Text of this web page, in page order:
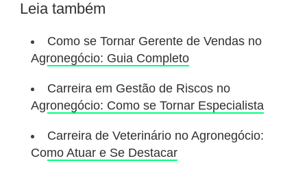
Leia também
Como se Tornar Gerente de Vendas no
Agronegócio: Guia Completo
Carreira em Gestão de Riscos no
Agronegócio: Como se Tornar Especialista
Carreira de Veterinário no Agronegócio:
Como Atuar e Se Destacar